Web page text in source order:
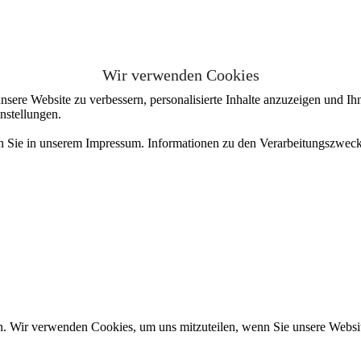
Wir verwenden Cookies
Website zu verbessern, personalisierte Inhalte anzuzeigen und
in unserem Impressum. Informationen zu den
verwenden Cookies, um uns mitzuteilen, wenn Sie unsere